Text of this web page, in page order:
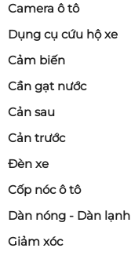
Camera ô tô
Dụng cụ cứu hộ xe
Cảm biến
Cần gạt nước
Cản sau
Cản trước
Đèn xe
Cốp nóc ô tô
Dàn nóng - Dàn lạnh
Giảm xóc